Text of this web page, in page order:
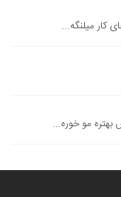
کار میلنگه...
بهتره مو خوره...